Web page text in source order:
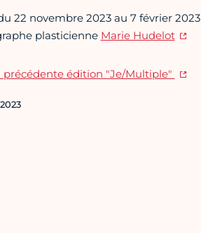
22 novembre 2023 au 7 février 2023
plasticienne Marie Hudelot
précédente édition "Je/Multiple"